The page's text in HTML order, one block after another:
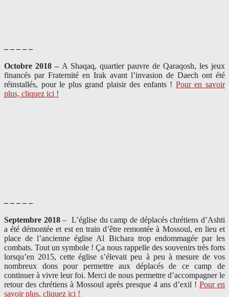
– – – – –
Octobre 2018 – A Shaqaq, quartier pauvre de Qaraqosh, les jeux
financés par Fraternité en Irak​ avant l’invasion de Daech ont été
réinstallés, pour le plus grand plaisir des enfants ! Pour en savoir
plus, cliquez ici !
– – – – –
Septembre 2018– L’église du camp de déplacés chrétiens d’Ashti
a été démontée et est en train d’être remontée à Mossoul, en lieu et
place de l’ancienne église Al Bichara trop endommagée par les
combats. Tout un symbole ! Ça nous rappelle des souvenirs très forts
lorsqu’en 2015, cette église s’élevait peu à peu à mesure de vos
nombreux dons pour permettre aux déplacés de ce camp de
continuer à vivre leur foi. Merci de nous permettre d’accompagner le
retour des chrétiens à Mossoul après presque 4 ans d’exil ! Pour en
savoir plus, cliquez ici !